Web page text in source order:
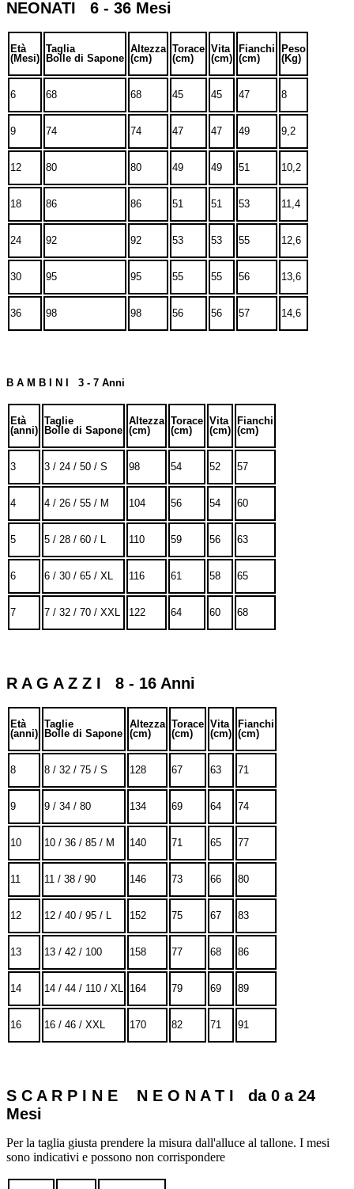
NEONATI 6 - 36 Mesi
Età
(Mesi)
Taglia
Bolle di Sapone
Altezza
(cm)
Torace
(cm)
Vita
(cm)
Fianchi
(cm)
Peso
(Kg)
6 68 68 45 45 47 8
9 74 74 47 47 49 9,2
12 80 80 49 49 51 10,2
18 86 86 51 51 53 11,4
24 92 92 53 53 55 12,6
30 95 95 55 55 56 13,6
36 98 98 56 56 57 14,6
B A M B I N I 3 - 7 Anni
Età
(anni)
Taglie
Bolle di Sapone
Altezza
(cm)
Torace
(cm)
Vita
(cm)
Fianchi
(cm)
3 3 / 24 / 50 / S 98 54 52 57
4 4 / 26 / 55 / M 104 56 54 60
5 5 / 28 / 60 / L 110 59 56 63
6 6 / 30 / 65 / XL 116 61 58 65
7 7 / 32 / 70 / XXL 122 64 60 68
R A G A Z Z I 8 - 16 Anni
Età
(anni)
Taglie
Bolle di Sapone
Altezza
(cm)
Torace
(cm)
Vita
(cm)
Fianchi
(cm)
8 8 / 32 / 75 / S 128 67 63 71
9 9 / 34 / 80 134 69 64 74
10 10 / 36 / 85 / M 140 71 65 77
11 11 / 38 / 90 146 73 66 80
12 12 / 40 / 95 / L 152 75 67 83
13 13 / 42 / 100 158 77 68 86
14 14 / 44 / 110 / XL 164 79 69 89
16 16 / 46 / XXL 170 82 71 91
S C A R P I N E N E O N A T I da 0 a 24
Mesi
Per la taglia giusta prendere la misura dall'alluce al tallone. I mesi
sono indicativi e possono non corrispondere